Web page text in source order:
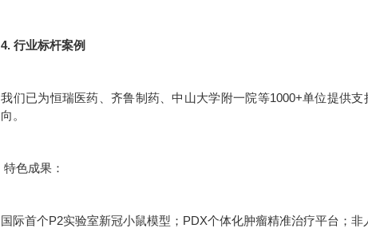
4. 行业标杆案例
我们已为恒瑞医药、齐鲁制药、中山大学附一院等1000+单位提供
向。
特色成果：
国际首个P2实验室新冠小鼠模型；PDX个体化肿瘤精准治疗平台；非